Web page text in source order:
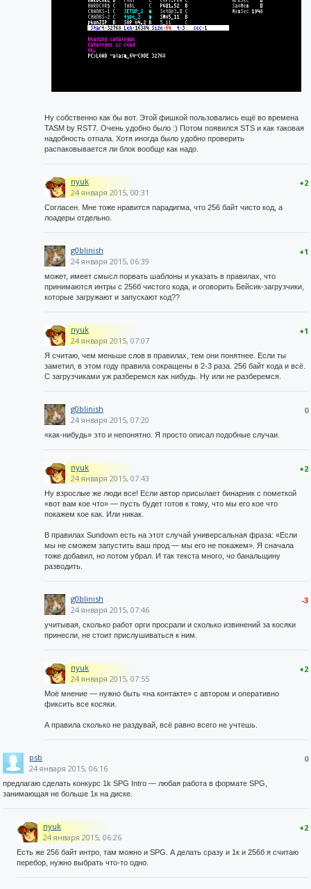
Ну собственно как бы вот. Этой фишкой пользовались ещё во времена
TASM by RST7. Очень удобно было :) Потом появился STS и как таковая
надобность отпала. Хотя иногда было удобно проверить
распаковывается ли блок вообще как надо.
+2
nyuk
24 января 2015, 00:31
Согласен. Мне тоже нравится парадигма, что 256 байт чисто код, а
лоадеры отдельно.
+1
g0blinish
24 января 2015, 06:39
может, имеет смысл порвать шаблоны и указать в правилах, что
принимаются интры с 256б чистого кода, и оговорить Бейсик-загрузчики,
которые загружают и запускают код??
+1
nyuk
24 января 2015, 07:07
Я считаю, чем меньше слов в правилах, тем они понятнее. Если ты
заметил, в этом году правила сокращены в 2-3 раза. 256 байт кода и всё.
С загрузчиками уж разберемся как нибудь. Ну или не разберемся.
0
g0blinish
24 января 2015, 07:20
«как-нибудь» это и непонятно. Я просто описал подобные случаи.
+2
nyuk
24 января 2015, 07:43
Ну взрослые же люди все! Если автор присылает бинарник с пометкой
«вот вам кое что» — пусть будет готов к тому, что мы его кое что
покажем кое как. Или никак.
В правилах Sundown есть на этот случай универсальная фраза: «Если
мы не сможем запустить ваш прод — мы его не покажем». Я сначала
тоже добавил, но потом убрал. И так текста много, чо банальщину
разводить.
-3
g0blinish
24 января 2015, 07:46
учитывая, сколько работ орги просрали и сколько извинений за косяки
принесли, не стоит прислушиваться к ним.
+2
nyuk
24 января 2015, 07:55
Моё мнение — нужно быть «на контакте» с автором и оперативно
фиксить все косяки.
А правила сколько не раздувай, всё равно всего не учтешь.
0
psb
24 января 2015, 06:16
предлагаю сделать конкурс 1k SPG Intro — любая работа в формате SPG,
занимающая не больше 1к на диске.
+2
nyuk
24 января 2015, 06:26
Есть же 256 байт интро, там можно и SPG. А делать сразу и 1к и 256б я считаю
перебор, нужно выбрать что-то одно.